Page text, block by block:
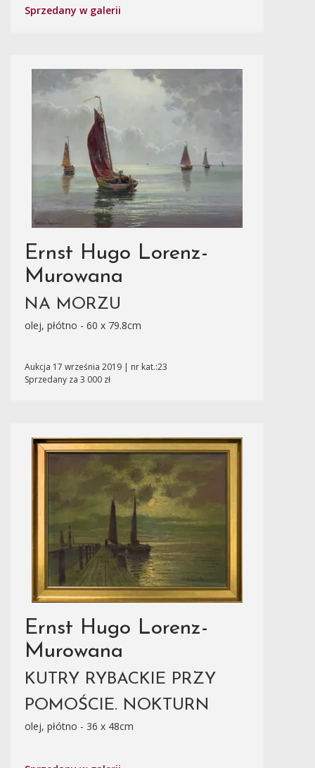
Sprzedany w galerii
Ernst Hugo Lorenz-
Murowana
NA MORZU
olej, płótno - 60 x 79.8cm
Aukcja 17 września 2019 | nr kat.:23
Sprzedany za 3 000 zł
Ernst Hugo Lorenz-
Murowana
KUTRY RYBACKIE PRZY
POMOŚCIE. NOKTURN
olej, płótno - 36 x 48cm